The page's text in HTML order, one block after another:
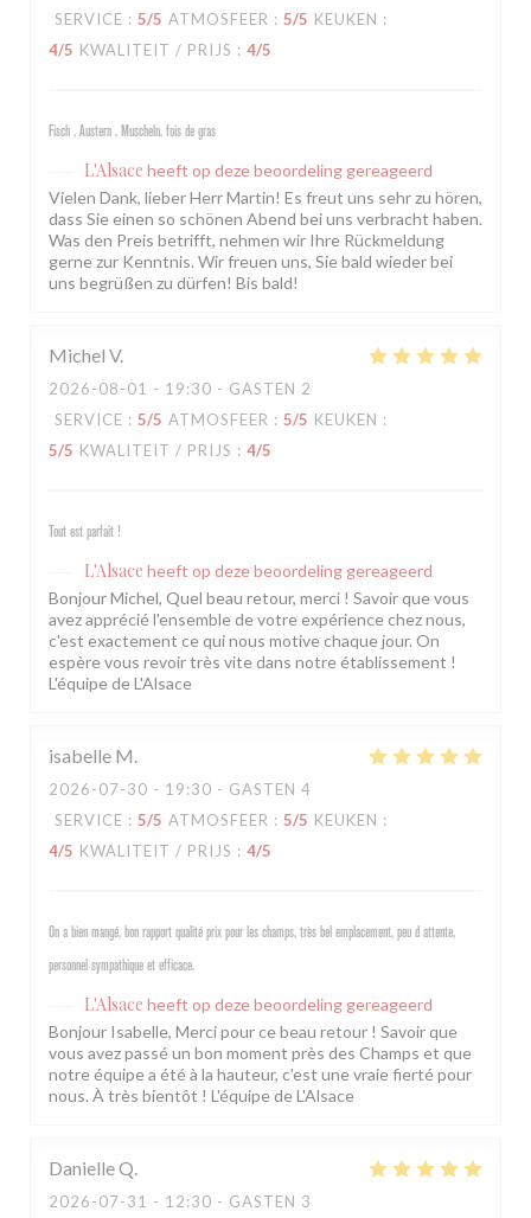
SERVICE : 5/5 ATMOSFEER : 5/5 KEUKEN :
4/5 KWALITEIT / PRIJS : 4/5
Fisch , Austern , Muscheln, fois de gras
L'Alsace heeft op deze beoordeling gereageerd
Vielen Dank, lieber Herr Martin! Es freut uns sehr zu hören,
dass Sie einen so schönen Abend bei uns verbracht haben.
Was den Preis betrifft, nehmen wir Ihre Rückmeldung
gerne zur Kenntnis. Wir freuen uns, Sie bald wieder bei
uns begrüßen zu dürfen! Bis bald!
Michel V
2026-08-01 - 19:30 - GASTEN 2
SERVICE : 5/5 ATMOSFEER : 5/5 KEUKEN :
5/5 KWALITEIT / PRIJS : 4/5
Tout est parfait !
L'Alsace heeft op deze beoordeling gereageerd
Bonjour Michel, Quel beau retour, merci ! Savoir que vous
avez apprécié l'ensemble de votre expérience chez nous,
c'est exactement ce qui nous motive chaque jour. On
espère vous revoir très vite dans notre établissement !
L'équipe de L'Alsace
isabelle M
2026-07-30 - 19:30 - GASTEN 4
SERVICE : 5/5 ATMOSFEER : 5/5 KEUKEN :
4/5 KWALITEIT / PRIJS : 4/5
On a bien mangé, bon rapport qualité prix pour les champs, très bel emplacement, peu d attente,
personnel sympathique et efficace.
L'Alsace heeft op deze beoordeling gereageerd
Bonjour Isabelle, Merci pour ce beau retour ! Savoir que
vous avez passé un bon moment près des Champs et que
notre équipe a été à la hauteur, c'est une vraie fierté pour
nous. À très bientôt ! L'équipe de L'Alsace
DanielleQ
2026-07-31 - 12:30 - GASTEN 3